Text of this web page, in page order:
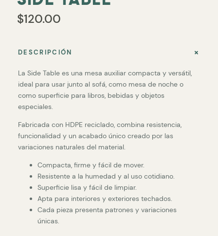
$120.00
DESCRIPCIÓN
La Side Table es una mesa auxiliar compacta y versátil,
ideal para usar junto al sofá, como mesa de noche o
como superficie para libros, bebidas y objetos
especiales.
Fabricada con HDPE reciclado, combina resistencia,
funcionalidad y un acabado único creado por las
variaciones naturales del material.
Compacta, firme y fácil de mover.
Resistente a la humedad y al uso cotidiano.
Superficie lisa y fácil de limpiar.
Apta para interiores y exteriores techados.
Cada pieza presenta patrones y variaciones
únicas.